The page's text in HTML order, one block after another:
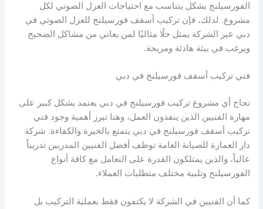
الفورسيلنج بشكل يتناسب مع احتياجات العزل الصوتي لكل
مشروع. لذلك، فإن تركيب أسقف فورسيلنج للعزل الصوتي في
دبي عبر الشركة يمثل حلًا مثاليًا لمن يعاني من مشاكل الضجيج
ويرغب في بيئة هادئة ومريحة.
فني تركيب أسقف فورسيلنج في دبي
نجاح أي مشروع تركيب فورسيلنج في دبي يعتمد بشكل كبير على
مهارة الفنيين الذين ينفذون العمل، وهنا تبرز أهمية وجود فني
تركيب أسقف فورسيلنج في دبي يتمتع بالخبرة والكفاءة. شركة
دار العمارة للصيانة العامة توظف أفضل الفنيين المدربين تدريباً
عالياً، والذين يمتلكون القدرة على التعامل مع كافة أنواع
الفورسيلنج وتلبية مختلف متطلبات العملاء.
كما أن الفنيين في الشركة لا يكتفون فقط بعملية التركيب بل